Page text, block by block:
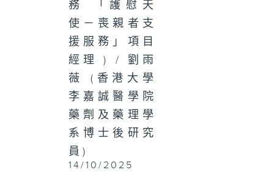
務 「護慰天
使－喪親者支
援服務」項目
經理 ) / 劉雨
薇 (香港大學
李嘉誠醫學院
藥劑及藥理學
系博士後研究
員)
14/10/2025